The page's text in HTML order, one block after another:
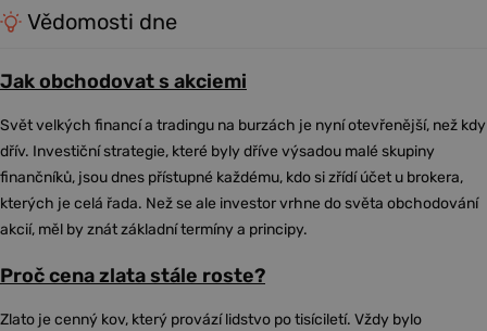
Vědomosti dne
Jak obchodovat s akciemi
Svět velkých financí a tradingu na burzách je nyní otevřenější, než kdy
dřív. Investiční strategie, které byly dříve výsadou malé skupiny
finančníků, jsou dnes přístupné každému, kdo si zřídí účet u brokera,
kterých je celá řada. Než se ale investor vrhne do světa obchodování
akcií, měl by znát základní termíny a principy.
Proč cena zlata stále roste?
Zlato je cenný kov, který provází lidstvo po tisíciletí. Vždy bylo